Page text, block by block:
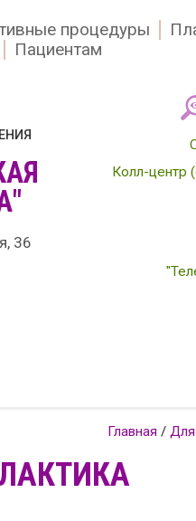
процедуры
Пациентам
36
Колл-центр
Главная / Для